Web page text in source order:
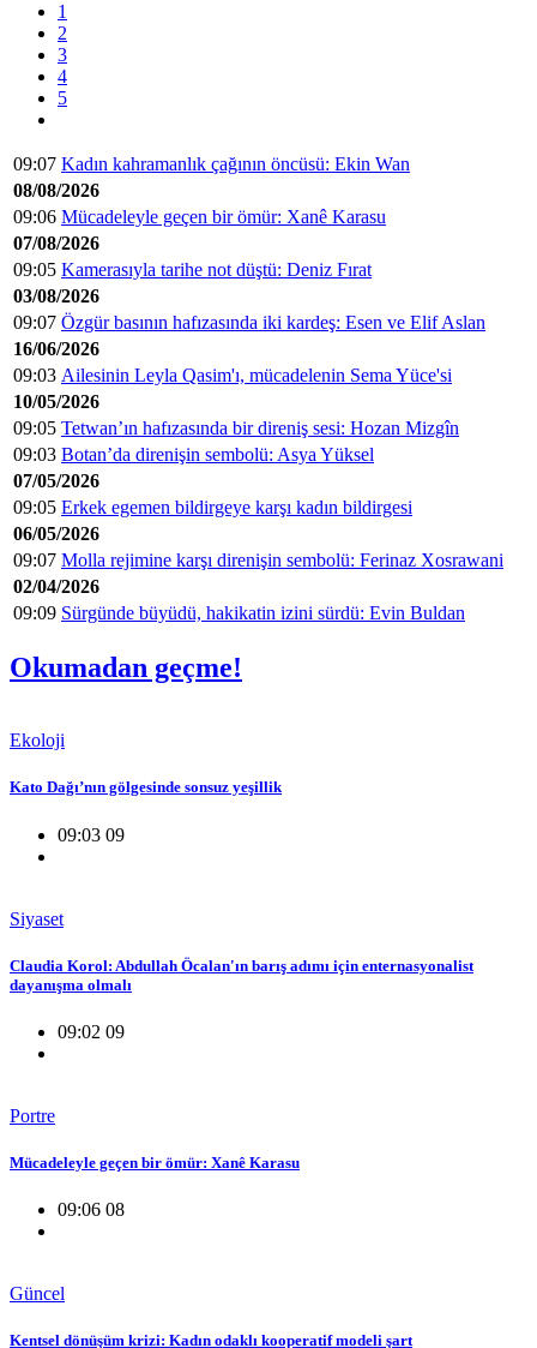
1
2
3
4
5
09:07 Kadın kahramanlık çağının öncüsü: Ekin Wan
08/08/2026
09:06 Mücadeleyle geçen bir ömür: Xanê Karasu
07/08/2026
09:05 Kamerasıyla tarihe not düştü: Deniz Fırat
03/08/2026
09:07 Özgür basının hafızasında iki kardeş: Esen ve Elif Aslan
16/06/2026
09:03 Ailesinin Leyla Qasim'ı, mücadelenin Sema Yüce'si
10/05/2026
09:05 Tetwan’ın hafızasında bir direniş sesi: Hozan Mizgîn
09:03 Botan’da direnişin sembolü: Asya Yüksel
07/05/2026
09:05 Erkek egemen bildirgeye karşı kadın bildirgesi
06/05/2026
09:07 Molla rejimine karşı direnişin sembolü: Ferinaz Xosrawani
02/04/2026
09:09 Sürgünde büyüdü, hakikatin izini sürdü: Evin Buldan
Okumadan geçme!
Ekoloji
Kato Dağı’nın gölgesinde sonsuz yeşillik
09:03 09
Siyaset
Claudia Korol: Abdullah Öcalan'ın barış adımı için enternasyonalist
dayanışma olmalı
09:02 09
Portre
Mücadeleyle geçen bir ömür: Xanê Karasu
09:06 08
Güncel
Kentsel dönüşüm krizi: Kadın odaklı kooperatif modeli şart